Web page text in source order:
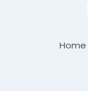
Home